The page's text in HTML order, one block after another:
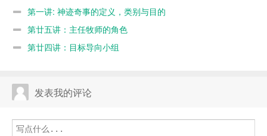
第一讲: 神迹奇事的定义，类别与目的
第廿五讲：主任牧师的角色
第廿四讲：目标导向小组
发表我的评论